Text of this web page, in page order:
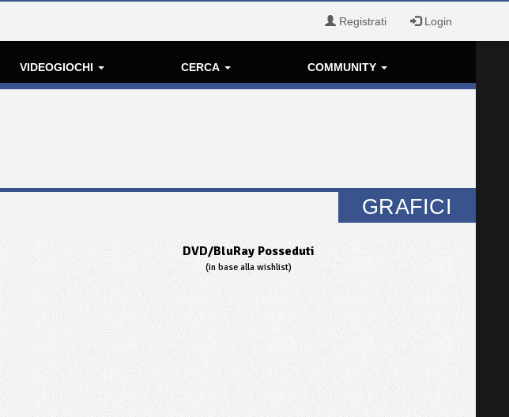
Registrati Login
VIDEOGIOCHI CERCA COMMUNITY
GRAFICI
DVD/BluRay Posseduti
(in base alla wishlist)